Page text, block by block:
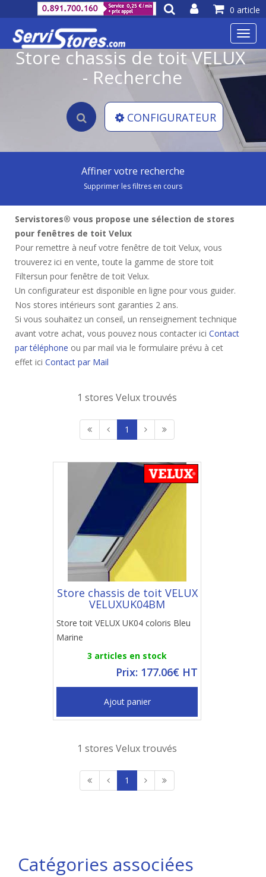
0 article
Store chassis de toit VELUX
- Recherche
CONFIGURATEUR
Affiner votre recherche
Supprimer les filtres en cours
Servistores® vous propose une sélection de stores
pour fenêtres de toit Velux
Pour remettre à neuf votre fenêtre de toit Velux, vous
trouverez ici en vente, toute la gamme de store toit
Filtersun pour fenêtre de toit Velux.
Un configurateur est disponible en ligne pour vous guider.
Nos stores intérieurs sont garanties 2 ans.
Si vous souhaitez un conseil, un renseignement technique
avant votre achat, vous pouvez nous contacter ici Contact
par téléphone ou par mail via le formulaire prévu à cet
effet ici Contact par Mail
1 stores Velux trouvés
1
Store chassis de toit VELUX
VELUXUK04BM
Store toit VELUX UK04 coloris Bleu
Marine
3 articles en stock
Prix: 177.06€ HT
Ajout panier
1 stores Velux trouvés
1
Catégories associées